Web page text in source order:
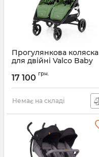
Прогулянкова коляска
для двійні Valco Baby
Артикул: N0197
17 100 грн.
Немає на складі